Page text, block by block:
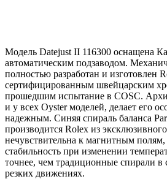
Модель Datejust II 116300 оснащена
автоматическим подзаводом.
полностью разработан и изготовлен
сертифицированным швейцарским
прошедшим испытание в COSC.
и у всех Oyster моделей, делает его
надежным. Синяя спираль баланса
производится Rolex из
нечувствительна к магнитным
стабильность при изменении
точнее, чем традиционные спирали в
резких движениях.